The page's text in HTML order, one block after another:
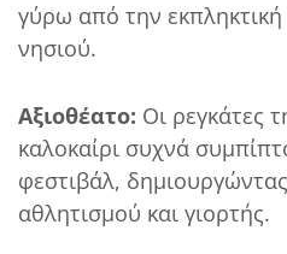
γύρω από την
νησιού.
Αξιοθέατο: Οι ρεγκάτες
καλοκαίρι συχνά
φεστιβάλ,
αθλητισμού και γιορτής.